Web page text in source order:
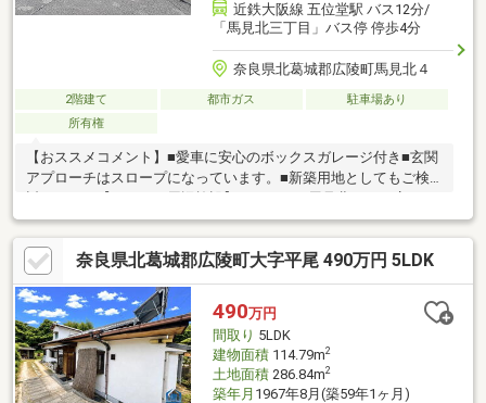
近鉄大阪線 五位堂駅 バス12分/
「馬見北三丁目」バス停 停歩4分
奈良県北葛城郡広陵町馬見北４
2階建て 都市ガス
駐車場あり
所有権
【おススメコメント】■愛車に安心のボックスガレージ付き■玄関
アプローチはスロープになっています。■新築用地としてもご検
約930ｍ・真美ヶ丘北郵便局まで約1160ｍ・町立図書館まで約850
ｍ・エコールマミまで約1800ｍ・木のうた真美ヶ丘店まで約1420
ｍ現地見学会（事前に必ずお問い合わせください）日程／公開中
■□■空家につき、お気軽にご覧いただけます■□■現地見学・資金
計画・住宅ローン・リフォーム・買換え相談など何でもお気軽に
お問い合わせください！フリーコール：０１２０－１３５－７６
５ （担当：いまふく）
奈良県北葛城郡広陵町大字平尾 490万円 5LDK
490万円
間取り 5LDK
建物面積114.79m2
土地面積286.84m2
築年月 1967年8月(築59年1ヶ月)